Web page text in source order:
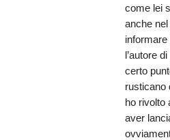
come lei
anche
l’autore
certo
rusticano
ho rivolto
aver